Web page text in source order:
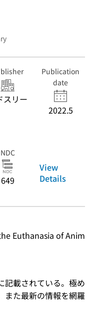
スリー
Publication
date
2022.5
NDC
649
View
Details
Euthanasia of Anim
記載されている。極め
また最新の情報を網羅